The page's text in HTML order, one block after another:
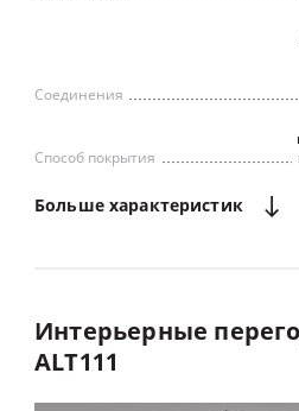
Соединения
Способ покрытия
Максимальное светопропускание
Большехарактеристик
Интерьерные
ALT111